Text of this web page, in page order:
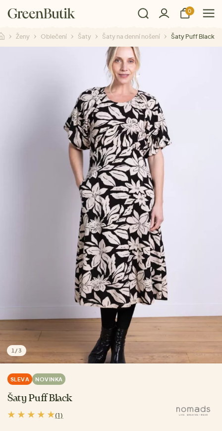
0
Ženy Oblečení Šaty Šaty na denní nošení Šaty Puff Black
1 /3
SLEVA NOVINKA
Šaty Puff Black
(1)